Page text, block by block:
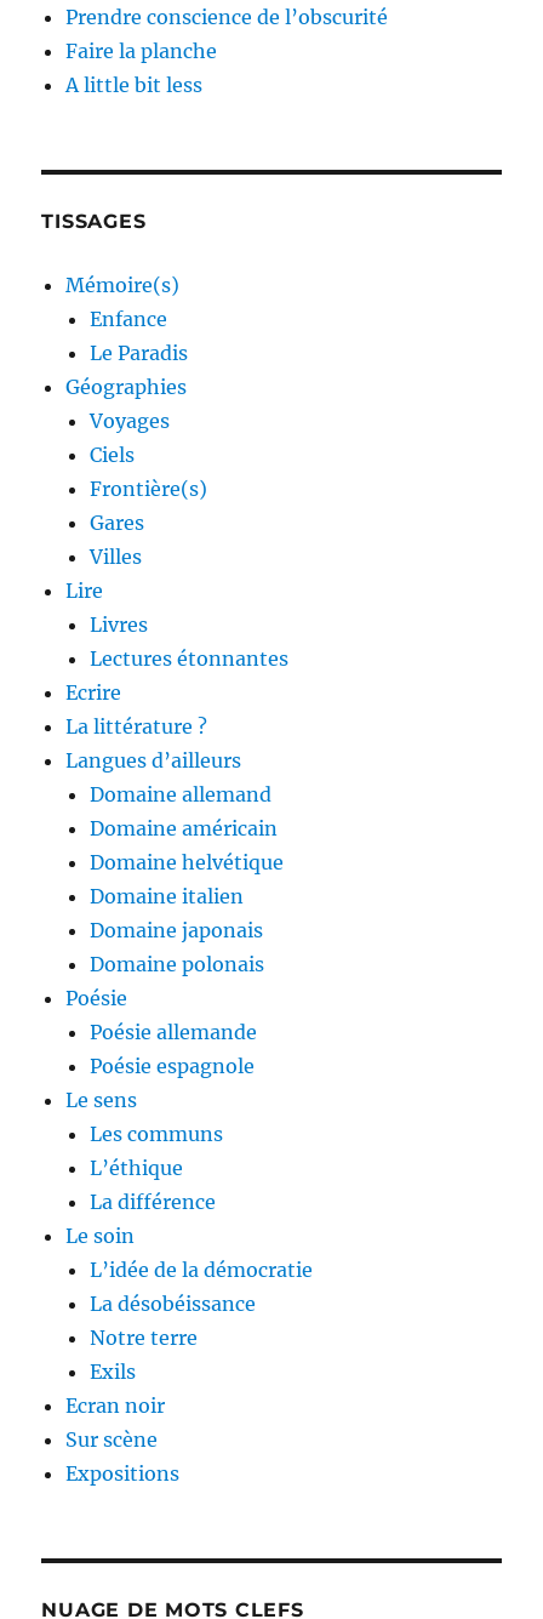
Prendre conscience de l’obscurité
Faire la planche
A little bit less
TISSAGES
Mémoire(s)
Enfance
Le Paradis
Géographies
Voyages
Ciels
Frontière(s)
Gares
Villes
Lire
Livres
Lectures étonnantes
Ecrire
La littérature ?
Langues d’ailleurs
Domaine allemand
Domaine américain
Domaine helvétique
Domaine italien
Domaine japonais
Domaine polonais
Poésie
Poésie allemande
Poésie espagnole
Le sens
Les communs
L’éthique
La différence
Le soin
L’idée de la démocratie
La désobéissance
Notre terre
Exils
Ecran noir
Sur scène
Expositions
NUAGE DE MOTS CLEFS